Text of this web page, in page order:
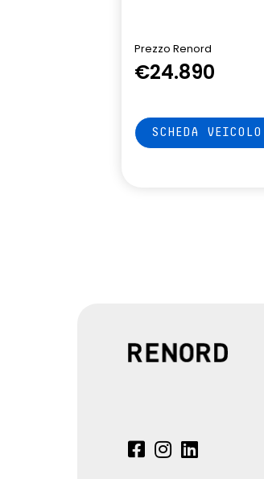
Prezzo Renord
€24.890
SCHEDA VEICOLO